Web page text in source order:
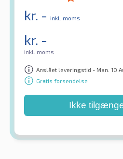
kr. - inkl. moms
kr. -
inkl. moms
Anslået leveringstid - Man. 10
Gratis forsendelse
Ikke